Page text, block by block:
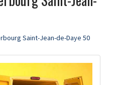
Saint-Jean-de-Daye 50